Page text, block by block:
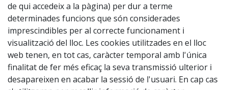
de qui accedeix a la pàgina) per dur a terme
determinades funcions que són considerades
imprescindibles per al correcte funcionament i
visualització del lloc. Les cookies utilitzades en el lloc
web tenen, en tot cas, caràcter temporal amb l'única
finalitat de fer més eficaç la seva transmissió ulterior i
desapareixen en acabar la sessió de l'usuari. En cap cas